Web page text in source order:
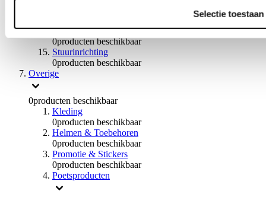
Selectie toestaan
Braces
0producten beschikbaar
Stuurinrichting
0producten beschikbaar
Overige
0producten beschikbaar
Kleding
0producten beschikbaar
Helmen & Toebehoren
0producten beschikbaar
Promotie & Stickers
0producten beschikbaar
Poetsproducten